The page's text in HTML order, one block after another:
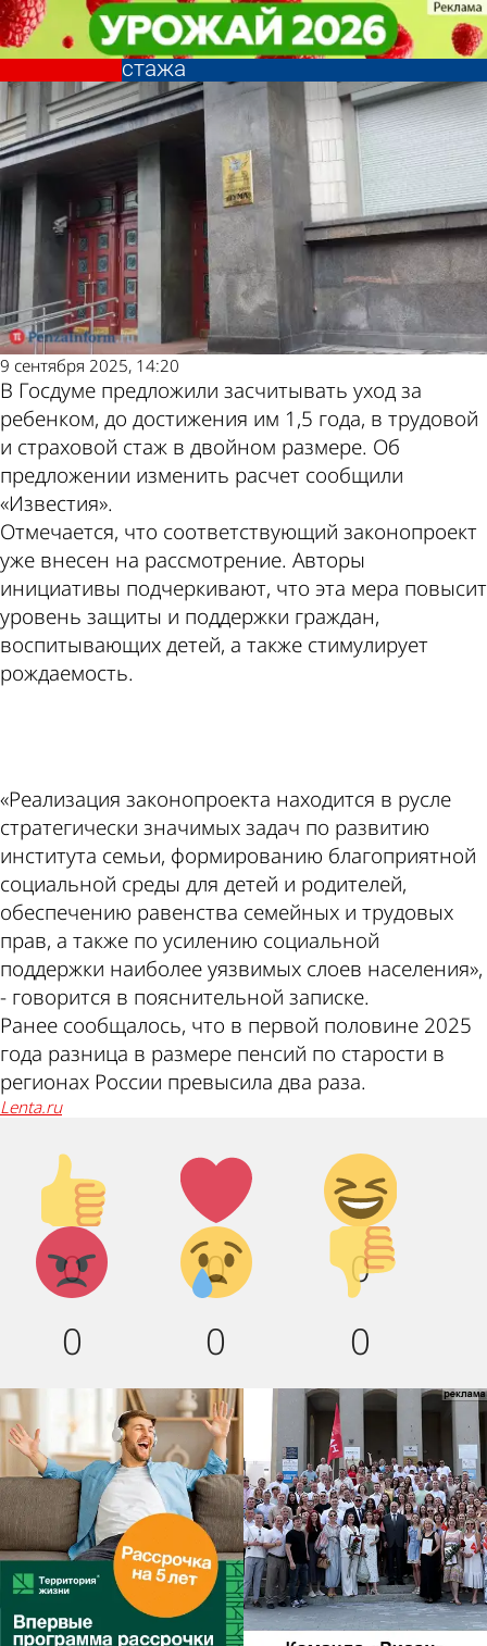
В Госдуме предложили изменить
расчет трудового и страхового
стажа
В стране и
мире
9 сентября 2025, 14:20
В Госдуме предложили засчитывать уход за
ребенком, до достижения им 1,5 года, в трудовой
и страховой стаж в двойном размере. Об
предложении изменить расчет сообщили
«Известия».
Отмечается, что соответствующий законопроект
уже внесен на рассмотрение. Авторы
инициативы подчеркивают, что эта мера повысит
уровень защиты и поддержки граждан,
воспитывающих детей, а также стимулирует
рождаемость.
«Реализация законопроекта находится в русле
стратегически значимых задач по развитию
института семьи, формированию благоприятной
социальной среды для детей и родителей,
обеспечению равенства семейных и трудовых
прав, а также по усилению социальной
поддержки наиболее уязвимых слоев населения»,
- говорится в пояснительной записке.
Ранее сообщалось, что в первой половине 2025
года разница в размере пенсий по старости в
регионах России превысила два раза.
lenta.ru
Палец
вверх!
0
Лайк!
0
Дикий
смех!
0
Агрессия!
0
Грусть
:(
0
Палец
вниз!
0
В Госдуме предложили изменить
расчет трудового и страхового
стажа
В стране и
мире
Последние новости
Погода и курсы
валют в Пензе